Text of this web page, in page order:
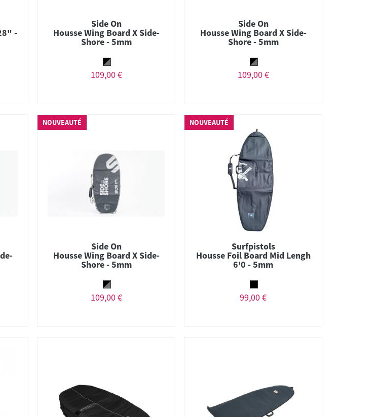
-
Side On
Housse Wing Board X Side-
Shore - 5mm
109,00 €
Side On
Housse Wing Board X Side-
Shore - 5mm
109,00 €
NOUVEAUTÉ
Side On
Housse Wing Board X Side-
Shore - 5mm
109,00 €
NOUVEAUTÉ
Surfpistols
Housse Foil Board Mid Lengh
6'0 - 5mm
99,00 €